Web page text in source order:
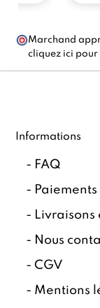
Marchand
cliquez ici pour
Informations
- FAQ
-
- Livraisons
- Nous
-CGV
- Mentions